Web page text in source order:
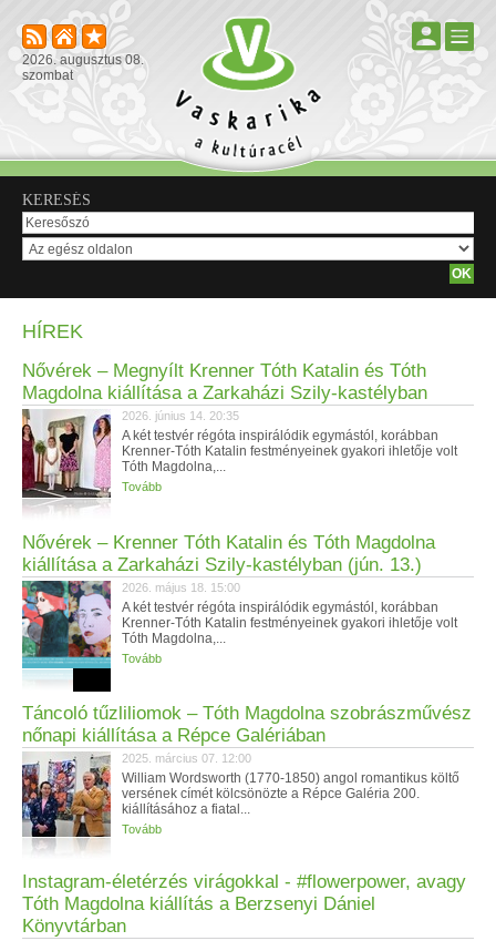
2026. augusztus 08.
szombat
KERESÉS
HÍREK
Nővérek – Megnyílt Krenner Tóth Katalin és Tóth
Magdolna kiállítása a Zarkaházi Szily-kastélyban
2026. június 14. 20:35
A két testvér régóta inspirálódik egymástól, korábban
Krenner-Tóth Katalin festményeinek gyakori ihletője volt
Tóth Magdolna,...
Tovább
Nővérek – Krenner Tóth Katalin és Tóth Magdolna
kiállítása a Zarkaházi Szily-kastélyban (jún. 13.)
2026. május 18. 15:00
A két testvér régóta inspirálódik egymástól, korábban
Krenner-Tóth Katalin festményeinek gyakori ihletője volt
Tóth Magdolna,...
Tovább
Táncoló tűzliliomok – Tóth Magdolna szobrászművész
nőnapi kiállítása a Répce Galériában
2025. március 07. 12:00
William Wordsworth (1770-1850) angol romantikus költő
versének címét kölcsönözte a Répce Galéria 200.
kiállításához a fiatal...
Tovább
Instagram-életérzés virágokkal - #flowerpower, avagy
Tóth Magdolna kiállítás a Berzsenyi Dániel
Könyvtárban